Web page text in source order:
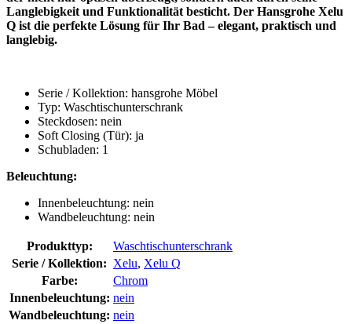
Langlebigkeit und Funktionalität besticht. Der Hansgrohe Xelu
Q ist die perfekte Lösung für Ihr Bad – elegant, praktisch und
langlebig.
Serie / Kollektion: hansgrohe Möbel
Typ: Waschtischunterschrank
Steckdosen: nein
Soft Closing (Tür): ja
Schubladen: 1
Beleuchtung:
Innenbeleuchtung: nein
Wandbeleuchtung: nein
Produkttyp:
Waschtischunterschrank
Serie / Kollektion: Xelu, Xelu Q
Farbe:
Chrom
Innenbeleuchtung: nein
Wandbeleuchtung: nein